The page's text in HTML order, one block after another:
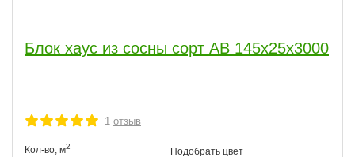
Блок хаус из сосны сорт АВ 145х25х3000
1 отзыв
Кол-во, м2